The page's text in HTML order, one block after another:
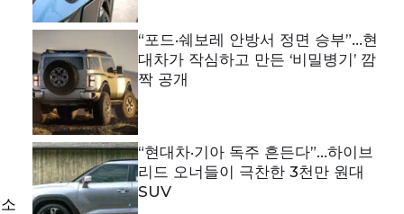
“포드·쉐보레 안방서 정면 승부”…현
대차가 작심하고 만든 ‘비밀병기’ 깜
짝 공개
“현대차·기아 독주 흔든다”…하이브
리드 오너들이 극찬한 3천만 원대
SUV